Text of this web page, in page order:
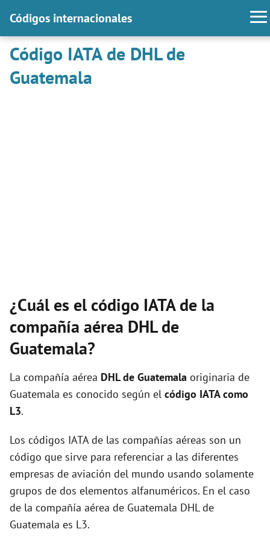
Códigos internacionales
Código IATA de DHL de
Guatemala
¿Cuál es el código IATA de la
compañía aérea DHL de
Guatemala?
La compañía aérea DHL de Guatemala originaria de
Guatemala es conocido según el código IATA como
L3.
Los códigos IATA de las compañías aéreas son un
código que sirve para referenciar a las diferentes
empresas de aviación del mundo usando solamente
grupos de dos elementos alfanuméricos. En el caso
de la compañía aérea de Guatemala DHL de
Guatemala es L3.